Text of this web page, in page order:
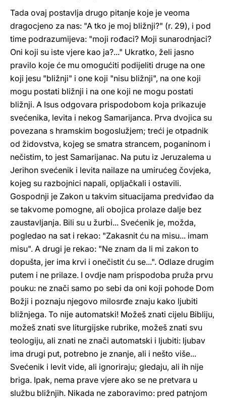
Tada ovaj postavlja drugo pitanje koje je veoma
dragocjeno za nas: "A tko je moj bližnji?" (r. 29), i pod
time podrazumijeva: "moji rođaci? Moji sunarodnjaci?
Oni koji su iste vjere kao ja?..." Ukratko, želi jasno
pravilo koje će mu omogućiti podijeliti druge na one
koji jesu "bližnji" i one koji "nisu bližnji", na one koji
mogu postati bližnji i na one koji ne mogu postati
bližnji. A Isus odgovara prispodobom koja prikazuje
svećenika, levita i nekog Samarijanca. Prva dvojica su
povezana s hramskim bogoslužjem; treći je otpadnik
od židovstva, kojeg se smatra strancem, poganinom i
nečistim, to jest Samarijanac. Na putu iz Jeruzalema u
Jerihon svećenik i levita nailaze na umirućeg čovjeka,
kojeg su razbojnici napali, opljačkali i ostavili.
Gospodnji je Zakon u takvim situacijama predviđao da
se takvome pomogne, ali obojica prolaze dalje bez
zaustavljanja. Bili su u žurbi... Svećenik je, možda,
pogledao na sat i rekao: "Zakasnit ću na misu... imam
misu". A drugi je rekao: "Ne znam da li mi zakon to
dopušta, jer ima krvi i onečistit ću se...". Odlaze drugim
putem i ne prilaze. I ovdje nam prispodoba pruža prvu
pouku: ne znači samo po sebi da oni koji pohode Dom
Božji i poznaju njegovo milosrđe znaju kako ljubiti
bližnjega. To nije automatski! Možeš znati cijelu Bibliju,
možeš znati sve liturgijske rubrike, možeš znati svu
teologiju, ali znati ne znači automatski i ljubiti: ljubav
ima drugi put, potrebno je znanje, ali i nešto više...
Svećenik i levit vide, ali ignoriraju; gledaju, ali ih nije
briga. Ipak, nema prave vjere ako se ne pretvara u
službu bližnjih. Nikada ne zaboravimo: pred patnjom